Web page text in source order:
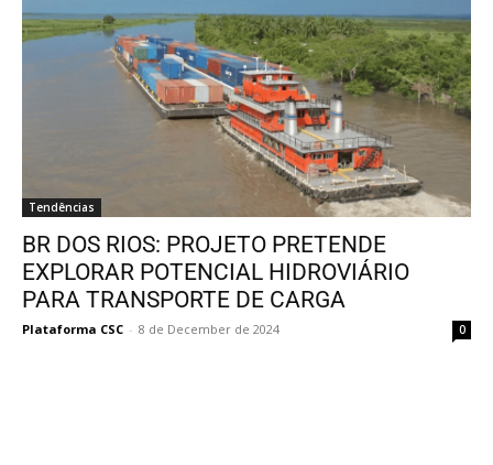
Tendências
BR DOS RIOS: PROJETO PRETENDE
EXPLORAR POTENCIAL HIDROVIÁRIO
PARA TRANSPORTE DE CARGA
Plataforma CSC - 8 de December de 2024 0